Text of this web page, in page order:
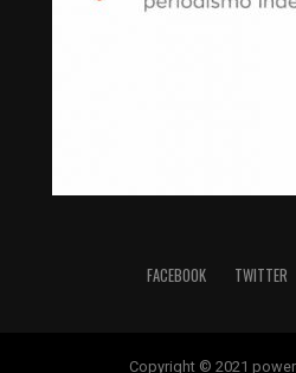
FACEBOOK TWITTER
Copyright © 2021